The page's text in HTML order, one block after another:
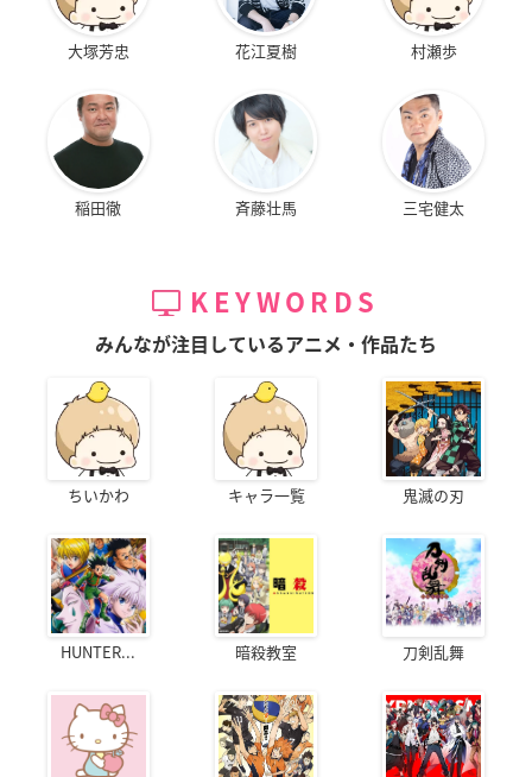
大塚芳忠 花江夏樹 村瀬歩
稲田徹 斉藤壮馬 三宅健太
KEYWORDS
みんなが注目しているアニメ・作品たち
ちいかわ キャラ一覧 鬼滅の刃
HUNTER... 暗殺教室 刀剣乱舞